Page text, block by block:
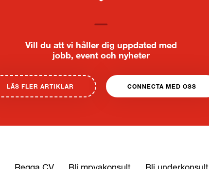
Vill du att vi håller dig uppdated med
jobb, event och nyheter
LÄS FLER ARTIKLAR CONNECTA MED OSS